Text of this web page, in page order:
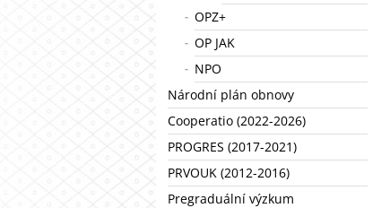
OPZ+
OP JAK
NPO
Národní plán obnovy
Cooperatio (2022-2026)
PROGRES (2017-2021)
PRVOUK (2012-2016)
Pregraduální výzkum